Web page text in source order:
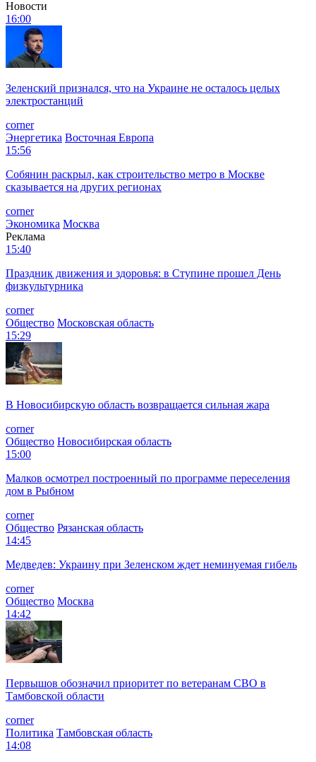
Новости
16:00
Зеленский признался, что на Украине не осталось целых
электростанций
corner
Энергетика Восточная Европа
15:56
Собянин раскрыл, как строительство метро в Москве
сказывается на других регионах
corner
Экономика Москва
Реклама
15:40
Праздник движения и здоровья: в Ступине прошел День
физкультурника
corner
Общество Московская область
15:29
В Новосибирскую область возвращается сильная жара
corner
Общество Новосибирская область
15:00
Малков осмотрел построенный по программе переселения
дом в Рыбном
corner
Общество Рязанская область
14:45
Медведев: Украину при Зеленском ждет неминуемая гибель
corner
Общество Москва
14:42
Первышов обозначил приоритет по ветеранам СВО в
Тамбовской области
corner
Политика Тамбовская область
14:08